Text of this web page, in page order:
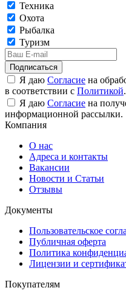
Техника
Охота
Рыбалка
Туризм
Подписаться
Я даю Согласие на
в соответствии с Политикой.
Я даю Согласие на
информационной рассылки.
Компания
О нас
Адреса и контакты
Вакансии
Новости и Статьи
Отзывы
Документы
Пользовательское
Публичная оферта
Политика
Лицензии и
Покупателям